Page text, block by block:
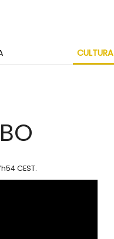
CULTURA
CEST.